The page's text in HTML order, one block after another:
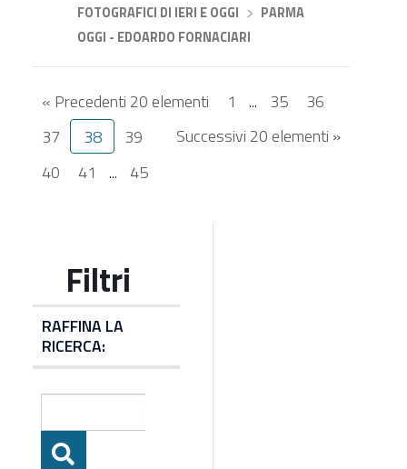
FOTOGRAFICI DI IERI E OGGI
PARMA
OGGI - EDOARDO FORNACIARI
« Precedenti 20 elementi
Successivi 20 elementi »
1 ... 35
36
37
38
39
40
41 ... 45
RAFFINA LA
RICERCA: